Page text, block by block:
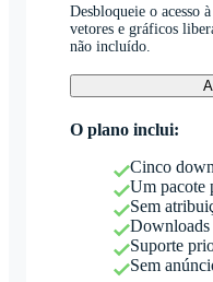
Desbloqueie o acesso
vetores e gráficos
não incluído.
O plano inclui:
Cinco
Um pacote
Sem
Downloads
Suporte
Sem